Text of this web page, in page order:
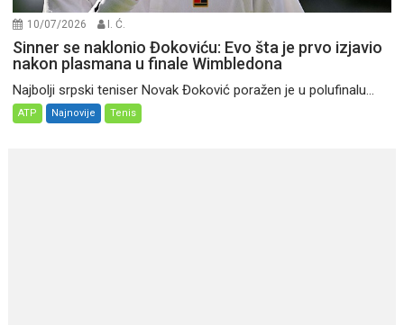
10/07/2026 I. Ć.
Sinner se naklonio Đokoviću: Evo šta je prvo izjavio
nakon plasmana u finale Wimbledona
Najbolji srpski teniser Novak Đoković poražen je u polufinalu...
ATP Najnovije Tenis